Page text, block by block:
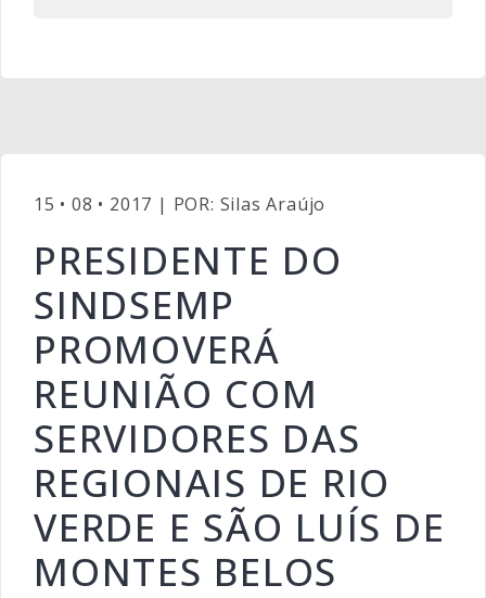
15 • 08 • 2017 | POR: Silas Araújo
PRESIDENTE DO
SINDSEMP
PROMOVERÁ
REUNIÃO COM
SERVIDORES DAS
REGIONAIS DE RIO
VERDE E SÃO LUÍS DE
MONTES BELOS